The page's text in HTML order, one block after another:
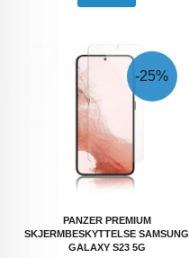
PANZER PREMIUM
SKJERMBESKYTTELSE SAMSUNG
GALAXY S23 5G
-25%